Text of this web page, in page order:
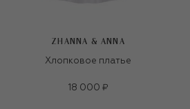
ZHANNA & ANNA
Хлопковое платье
18 000 ₽